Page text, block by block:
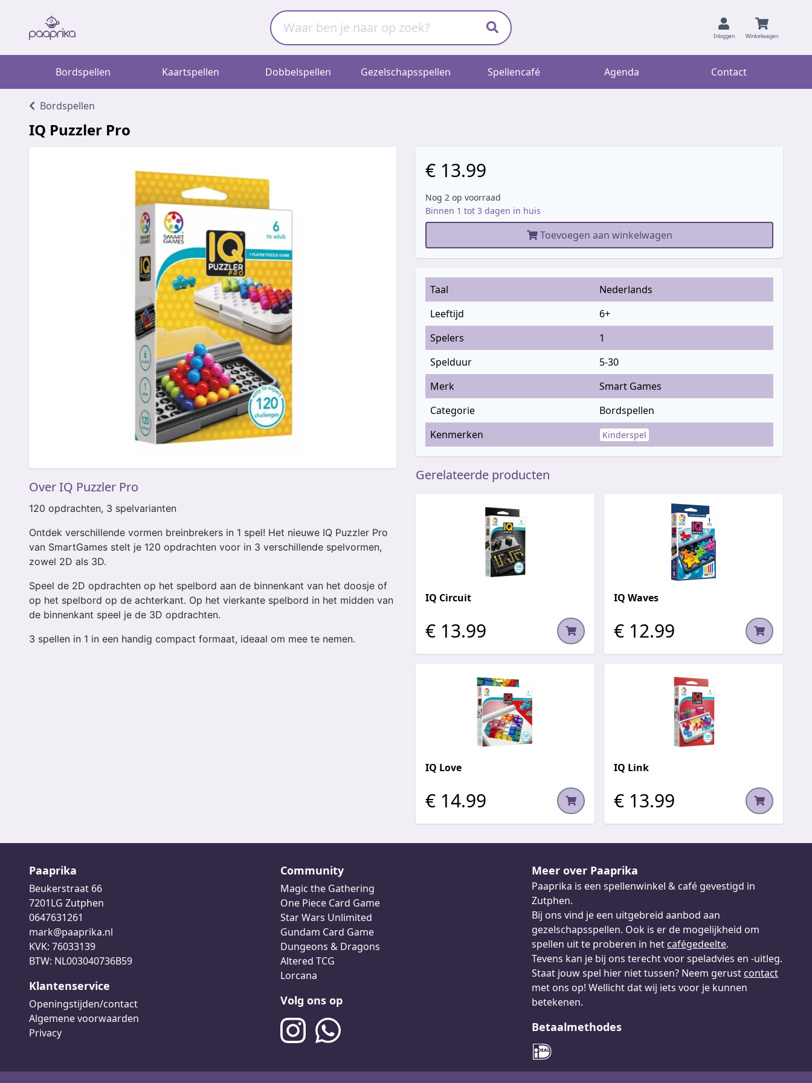
Inloggen Winkelwagen
Bordspellen Kaartspellen Dobbelspellen Gezelschapsspellen Spellencafé Agenda Contact
Bordspellen
IQ Puzzler Pro
Over IQ Puzzler Pro
120 opdrachten, 3 spelvarianten
Ontdek verschillende vormen breinbrekers in 1 spel! Het nieuwe IQ Puzzler Pro
van SmartGames stelt je 120 opdrachten voor in 3 verschillende spelvormen,
zowel 2D als 3D.
Speel de 2D opdrachten op het spelbord aan de binnenkant van het doosje of
op het spelbord op de achterkant. Op het vierkante spelbord in het midden van
de binnenkant speel je de 3D opdrachten.
3 spellen in 1 in een handig compact formaat, ideaal om mee te nemen.
€ 13.99
Nog 2 op voorraad
Binnen 1 tot 3 dagen in huis
Toevoegen aan winkelwagen
Taal
Nederlands
Leeftijd
6+
Spelers
1
Spelduur
5-30
Merk
Smart Games
Categorie
Bordspellen
Kenmerken
Kinderspel
Gerelateerde producten
IQ Circuit
€ 13.99
IQ Waves
€ 12.99
IQ Love
€ 14.99
IQ Link
€ 13.99
Paaprika
Beukerstraat 66
7201LG Zutphen
0647631261
mark@paaprika.nl
KVK: 76033139
BTW: NL003040736B59
Klantenservice
Openingstijden/contact
Algemene voorwaarden
Privacy
Community
Magic the Gathering
One Piece Card Game
Star Wars Unlimited
Gundam Card Game
Dungeons & Dragons
Altered TCG
Lorcana
Volg ons op
Meer over Paaprika
Paaprika is een spellenwinkel & café gevestigd in
Zutphen.
Bij ons vind je een uitgebreid aanbod aan
gezelschapsspellen. Ook is er de mogelijkheid om
spellen uit te proberen in het cafégedeelte.
Tevens kan je bij ons terecht voor speladvies en -uitleg.
Staat jouw spel hier niet tussen? Neem gerust contact
met ons op! Wellicht dat wij iets voor je kunnen
betekenen.
Betaalmethodes